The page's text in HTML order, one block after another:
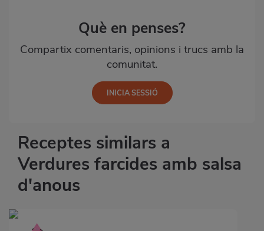
Què en penses?
Compartix comentaris, opinions i trucs amb la
comunitat.
Receptes similars a
Verdures farcides amb salsa
d'anous